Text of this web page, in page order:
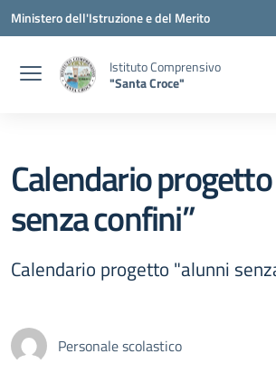
Vai ai contenuti
Vai al menu di navigazione
Vai al footer
Ministero dell'Istruzione e del Merito
Istituto Comprensivo
"Santa Croce"
Calendario
senza confini”
Calendario progetto "alunni
Personale scolastico